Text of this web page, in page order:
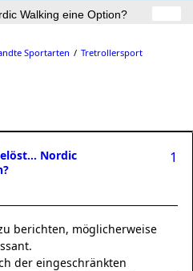
Walking eine Option?
Sportarten
Tretrollersport
Nordic
1
berichten, möglicherweise
der eingeschränkten